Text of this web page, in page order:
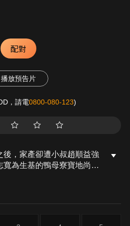
配對
播放預告片
，請電0800-080-123)
，家產卻遭小叔趙順益強
為生基的鴨母寮寶地尚未
，志寬試圖從中破壞卻與團